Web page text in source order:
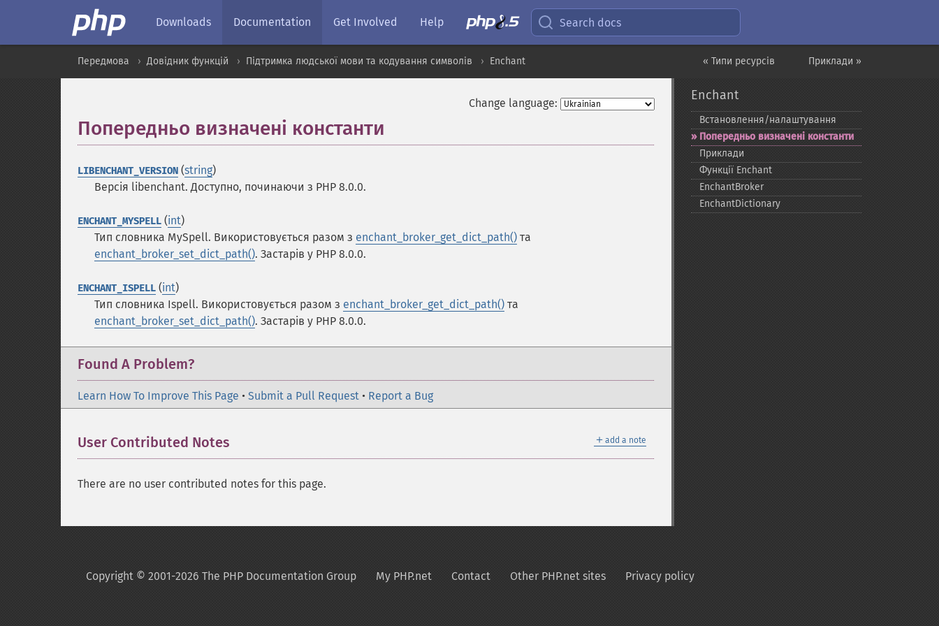
Downloads Documentation Get Involved Help Search docs
Приклади »
« Типи ресурсів
Передмова Довідник функцій Підтримка людської мови та кодування символів Enchant
Change language:
Попередньо визначені константи
LIBENCHANT_VERSION (string)
Версія libenchant. Доступно, починаючи з PHP 8.0.0.
ENCHANT_MYSPELL (int)
Тип словника MySpell. Використовується разом з enchant_broker_get_dict_path() та
enchant_broker_set_dict_path(). Застарів у PHP 8.0.0.
ENCHANT_ISPELL (int)
Тип словника Ispell. Використовується разом з enchant_broker_get_dict_path() та
enchant_broker_set_dict_path(). Застарів у PHP 8.0.0.
Found A Problem?
Learn How To Improve This Page • Submit a Pull Request • Report a Bug
＋ add a note
User Contributed Notes
There are no user contributed notes for this page.
Enchant
Встановлення/налаштування
Попередньо визначені константи
Приклади
Функції Enchant
EnchantBroker
EnchantDictionary
Copyright © 2001-2026 The PHP Documentation Group My PHP.net Contact Other PHP.net sites Privacy policy